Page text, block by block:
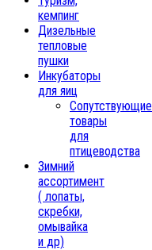
кемпинг
Дизельные
тепловые
пушки
Инкубаторы
для яиц
Сопутствующие
товары
для
птицеводства
Зимний
ассортимент
( лопаты,
скребки,
омывайка
и др)